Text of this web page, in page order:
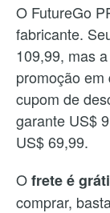
O FutureGo
fabricante.
109,99, mas
promoção
cupom de
garante US$
US$ 69,99.
Ofrete é
comprar,